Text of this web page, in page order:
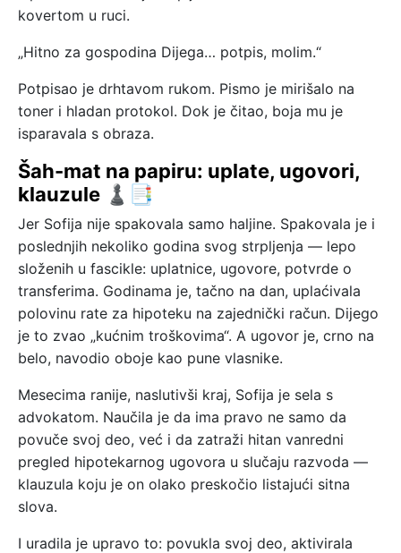
kovertom u ruci.
„Hitno za gospodina Dijega… potpis, molim.“
Potpisao je drhtavom rukom. Pismo je mirišalo na
toner i hladan protokol. Dok je čitao, boja mu je
isparavala s obraza.
Šah-mat na papiru: uplate, ugovori,
klauzule ♟️📑
Jer Sofija nije spakovala samo haljine. Spakovala je i
poslednjih nekoliko godina svog strpljenja — lepo
složenih u fascikle: uplatnice, ugovore, potvrde o
transferima. Godinama je, tačno na dan, uplaćivala
polovinu rate za hipoteku na zajednički račun. Dijego
je to zvao „kućnim troškovima“. A ugovor je, crno na
belo, navodio oboje kao pune vlasnike.
Mesecima ranije, naslutivši kraj, Sofija je sela s
advokatom. Naučila je da ima pravo ne samo da
povuče svoj deo, već i da zatraži hitan vanredni
pregled hipotekarnog ugovora u slučaju razvoda —
klauzula koju je on olako preskočio listajući sitna
slova.
I uradila je upravo to: povukla svoj deo, aktivirala